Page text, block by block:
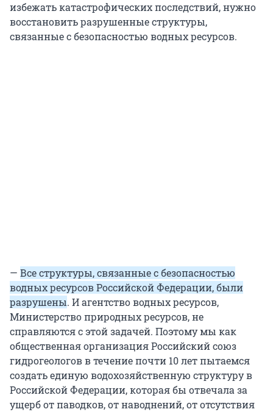
избежать катастрофических последствий, нужно
восстановить разрушенные структуры,
связанные с безопасностью водных ресурсов.
— Все структуры, связанные с безопасностью
водных ресурсов Российской Федерации, были
разрушены. И агентство водных ресурсов,
Министерство природных ресурсов, не
справляются с этой задачей. Поэтому мы как
общественная организация Российский союз
гидрогеологов в течение почти 10 лет пытаемся
создать единую водохозяйственную структуру в
Российской Федерации, которая бы отвечала за
ущерб от паводков, от наводнений, от отсутствия